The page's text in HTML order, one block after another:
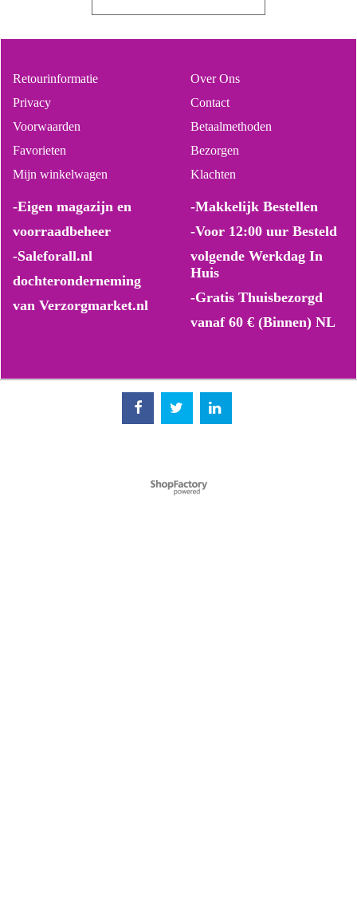
Over Ons
Contact
Betaalmethoden
Bezorgen
Klachten
Retourinformatie
Privacy
Voorwaarden
Favorieten
Mijn winkelwagen
-Makkelijk Bestellen
-Voor 12:00 uur Besteld
volgende Werkdag In
Huis
-Gratis Thuisbezorgd
vanaf 60 € (Binnen) NL
-Eigen magazijn en
voorraadbeheer
-Saleforall.nl
dochteronderneming
van Verzorgmarket.nl
Webwinkel gemaakt met ShopFactory webwinkel software.